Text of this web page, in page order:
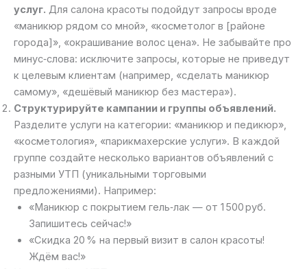
услуг. Для салона красоты подойдут запросы вроде
«маникюр рядом со мной», «косметолог в [районе
города]», «окрашивание волос цена». Не забывайте про
минус‑слова: исключите запросы, которые не приведут
к целевым клиентам (например, «сделать маникюр
самому», «дешёвый маникюр без мастера»).
Структурируйте кампании и группы объявлений.
Разделите услуги на категории: «маникюр и педикюр»,
«косметология», «парикмахерские услуги». В каждой
группе создайте несколько вариантов объявлений с
разными УТП (уникальными торговыми
предложениями). Например:
«Маникюр с покрытием гель‑лак — от 1 500 руб.
Запишитесь сейчас!»
«Скидка 20 % на первый визит в салон красоты!
Ждём вас!»